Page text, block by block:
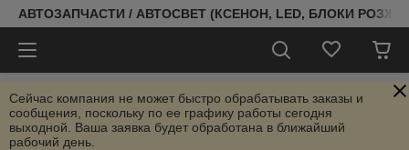
АВТОЗАПЧАСТИ / АВТОСВЕТ (КСЕНОН, LED, БЛОКИ
Сейчас компания не может быстро обрабатывать заказы и
сообщения, поскольку по ее графику работы сегодня
выходной. Ваша заявка будет обработана в ближайший
рабочий день.